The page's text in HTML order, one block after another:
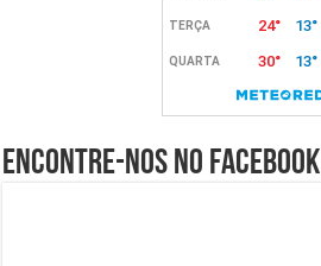
Encontre-nos no Facebook